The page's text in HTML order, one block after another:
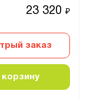
23 320₽
заказ
корзину